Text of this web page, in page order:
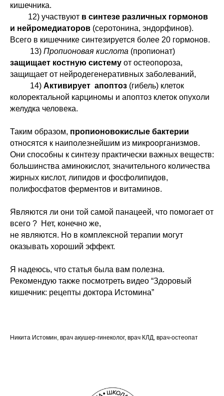
кишечника.
12) участвуют в синтезе различных гормонов
и нейромедиаторов (серотонина, эндорфинов).
Всего в кишечнике синтезируется более 20 гормонов.
13) Пропионовая кислота (пропионат)
защищает костную систему от остеопороза,
защищает от нейродегенеративных заболеваний,
14) Активирует апоптоз (гибель) клеток
колоректальной карциномы и апоптоз клеток опухоли
желудка человека.
Таким образом, пропионовокислые бактерии
относятся к наиполезнейшим из микроорганизмов.
Они способны к синтезу практически важных веществ:
большинства аминокислот, значительного количества
жирных кислот, липидов и фосфолипидов,
полифосфатов ферментов и витаминов.
Являются ли они той самой панацеей, что помогает от
всего ? Нет, конечно же,
не являются. Но в комплексной терапии могут
оказывать хороший эффект.
Я надеюсь, что статья была вам полезна.
Рекомендую также посмотреть видео “Здоровый
кишечник: рецепты доктора Истомина”
Никита Истомин, врач акушер-гинеколог, врач КЛД, врач-остеопат
ПРОГРАММИРОВАНИЕ
семинар является демонстрацией
практического применения техник
телесных и внетелесных локализаций.
ПСИХОКИНЕТИКА
Узнать подробнее